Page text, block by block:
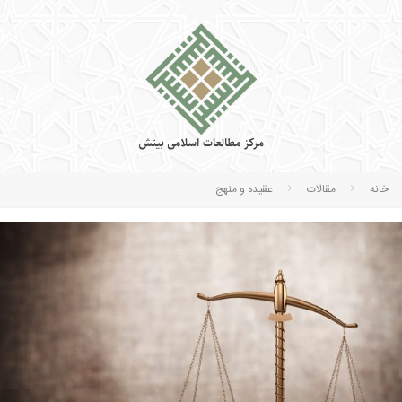
خانه مقالات عقیده و منهج